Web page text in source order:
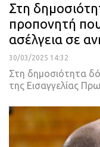
Στη
προπονητή
ασέλγεια σε
30/03/2025 14:32
Στη δημοσιότητα
της Εισαγγελίας